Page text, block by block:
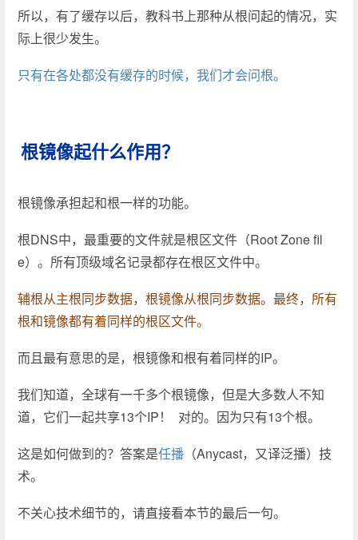
所以，有了缓存以后，教科书上那种从根问起的情况，实
际上很少发生。
只有在各处都没有缓存的时候，我们才会问根。
根镜像起什么作用？
根镜像承担起和根一样的功能。
根DNS中，最重要的文件就是根区文件（Root Zone fil
e）。所有顶级域名记录都存在根区文件中。
辅根从主根同步数据，根镜像从根同步数据。最终，所有
根和镜像都有着同样的根区文件。
而且最有意思的是，根镜像和根有着同样的IP。
我们知道，全球有一千多个根镜像，但是大多数人不知
道，它们一起共享13个IP！ 对的。因为只有13个根。
这是如何做到的？答案是任播 （Anycast，又译泛播）技
术。
不关心技术细节的，请直接看本节的最后一句。